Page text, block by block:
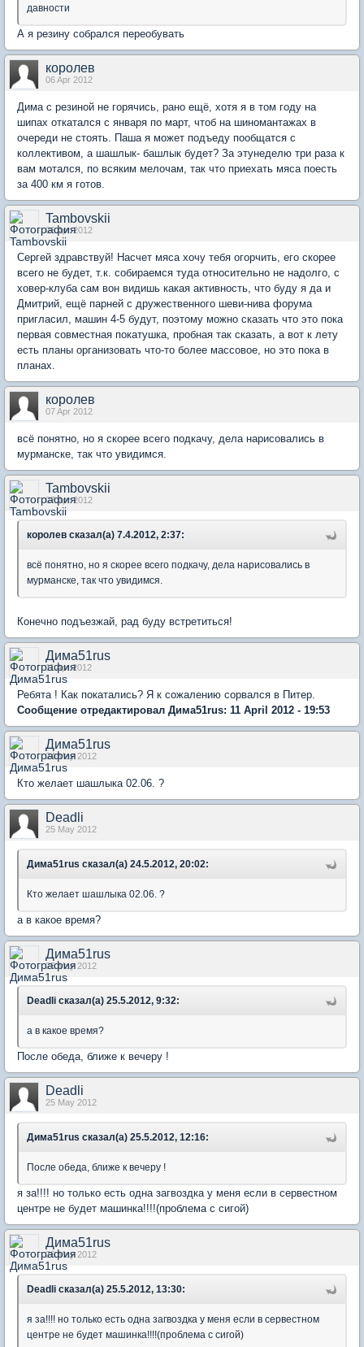
давности
А я резину собрался переобувать
королев
06 Apr 2012
Дима с резиной не горячись, рано ещё, хотя я в том году на
шипах откатался с января по март, чтоб на шиномантажах в
очереди не стоять. Паша я может подъеду пообщатся с
коллективом, а шашлык- башлык будет? За этунеделю три раза к
вам мотался, по всяким мелочам, так что приехать мяса поесть
за 400 км я готов.
Tambovskii
06 Apr 2012
Сергей здравствуй! Насчет мяса хочу тебя огорчить, его скорее
всего не будет, т.к. собираемся туда относительно не надолго, с
ховер-клуба сам вон видишь какая активность, что буду я да и
Дмитрий, ещё парней с дружественного шеви-нива форума
пригласил, машин 4-5 будут, поэтому можно сказать что это пока
первая совместная покатушка, пробная так сказать, а вот к лету
есть планы организовать что-то более массовое, но это пока в
планах.
королев
07 Apr 2012
всё понятно, но я скорее всего подкачу, дела нарисовались в
мурманске, так что увидимся.
Tambovskii
07 Apr 2012
королев сказал(а) 7.4.2012, 2:37:
всё понятно, но я скорее всего подкачу, дела нарисовались в
мурманске, так что увидимся.
Конечно подъезжай, рад буду встретиться!
Дима51rus
11 Apr 2012
Ребята ! Как покатались? Я к сожалению сорвался в Питер.
Сообщение отредактировал Дима51rus: 11 April 2012 - 19:53
Дима51rus
24 May 2012
Кто желает шашлыка 02.06. ?
Deadli
25 May 2012
Дима51rus сказал(а) 24.5.2012, 20:02:
Кто желает шашлыка 02.06. ?
а в какое время?
Дима51rus
25 May 2012
Deadli сказал(а) 25.5.2012, 9:32:
а в какое время?
После обеда, ближе к вечеру !
Deadli
25 May 2012
Дима51rus сказал(а) 25.5.2012, 12:16:
После обеда, ближе к вечеру !
я за!!!! но только есть одна загвоздка у меня если в сервестном
центре не будет машинка!!!!(проблема с сигой)
Дима51rus
26 May 2012
Deadli сказал(а) 25.5.2012, 13:30:
я за!!!! но только есть одна загвоздка у меня если в сервестном
центре не будет машинка!!!!(проблема с сигой)